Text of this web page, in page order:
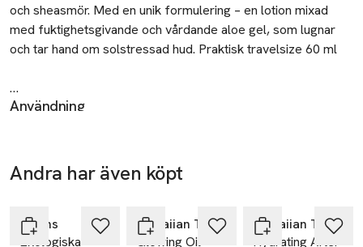
och sheasmör. Med en unik formulering – en lotion mixad
med fuktighetsgivande och vårdande aloe gel, som lugnar
och tar hand om solstressad hud. Praktisk travelsize 60 ml
• Innehåller aloe gel som återfuktar i 24 timmar
frukter och blommor
• Hypoallergenisk
Användning
Tom behållare sorteras som plastförpackning. Separera
hudkräm eller schampo kvar – häll ut det i vanliga
hushållssoporna.
Andra har även köpt
Ta 2 betala
Åhléns
Ekologiska
Gåva på
köpet
Hawaiian Tropic
Glowing Oil
Hawaiian Tropic
Hydrating After